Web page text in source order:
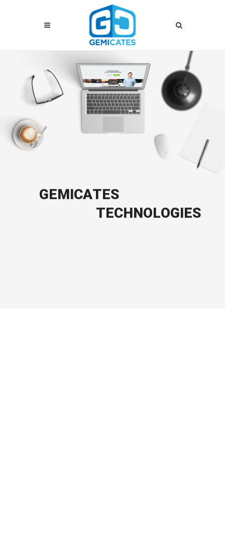
GEMICATES
TECHNOLOGIES